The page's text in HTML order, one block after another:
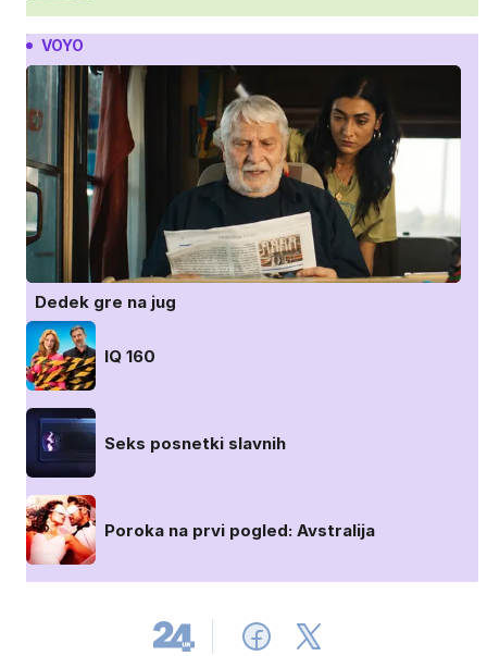
VOYO
Dedek gre na jug
IQ 160
Seks posnetki slavnih
Poroka na prvi pogled: Avstralija